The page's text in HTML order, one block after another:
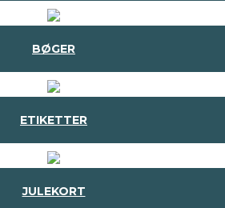
BØGER
ETIKETTER
JULEKORT